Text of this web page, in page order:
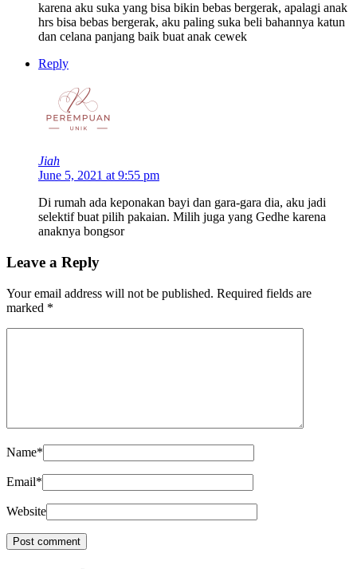
karena aku suka yang bisa bikin bebas bergerak, apalagi anak
hrs bisa bebas bergerak, aku paling suka beli bahannya katun
dan celana panjang baik buat anak cewek
Reply
Jiah
June 5, 2021 at 9:55 pm
Di rumah ada keponakan bayi dan gara-gara dia, aku jadi
selektif buat pilih pakaian. Milih juga yang Gedhe karena
anaknya bongsor
Leave a Reply
Your email address will not be published. Required fields are
marked *
Name*
Email*
Website